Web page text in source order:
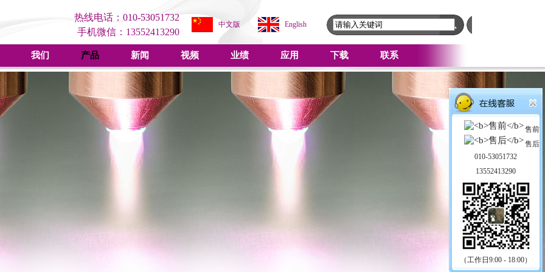
热线电话：010-53051732
手机微信：13552413290
中文版 English
我们 产品 新闻 视频 业绩 应用 下载 联系
售前
售后
010-53051732
13552413290
（工作日9:00 - 18:00）